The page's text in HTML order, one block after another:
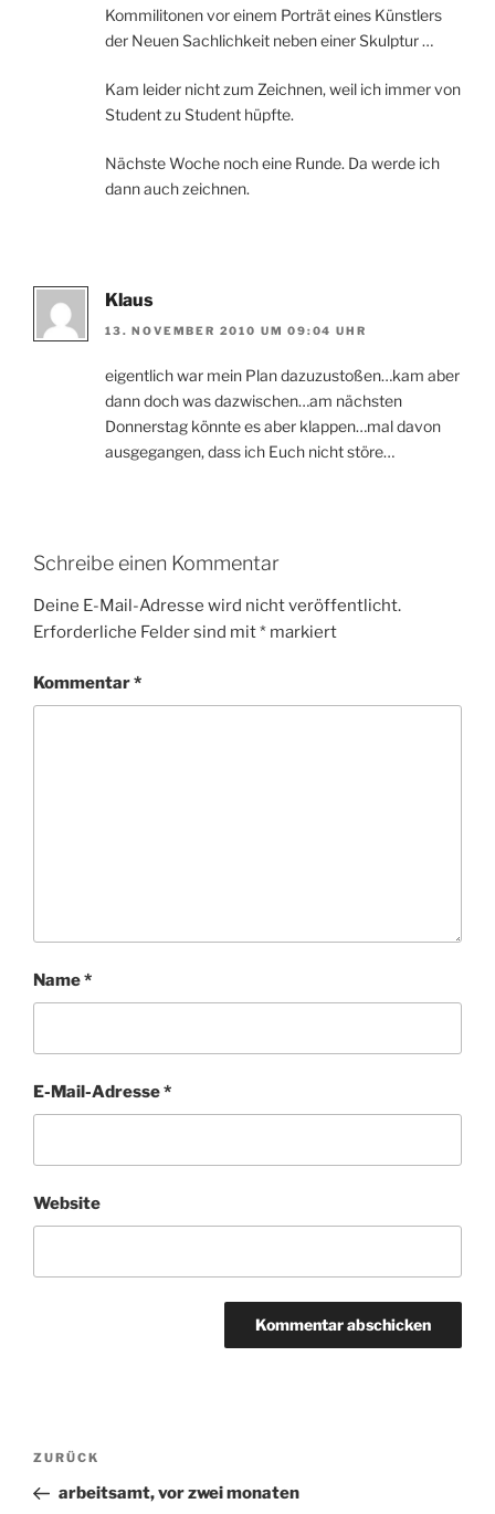
Kommilitonen vor einem Porträt eines Künstlers
der Neuen Sachlichkeit neben einer Skulptur …
Kam leider nicht zum Zeichnen, weil ich immer von
Student zu Student hüpfte.
Nächste Woche noch eine Runde. Da werde ich
dann auch zeichnen.
Klaus
13. NOVEMBER 2010 UM 09:04 UHR
eigentlich war mein Plan dazuzustoßen…kam aber
dann doch was dazwischen…am nächsten
Donnerstag könnte es aber klappen…mal davon
ausgegangen, dass ich Euch nicht störe…
Schreibe einen Kommentar
Deine E-Mail-Adresse wird nicht veröffentlicht.
Erforderliche Felder sind mit* markiert
Kommentar*
Name*
E-Mail-Adresse*
Website
Beitragsnavigation
Vorheriger
Beitrag
ZURÜCK
arbeitsamt, vor zwei monaten